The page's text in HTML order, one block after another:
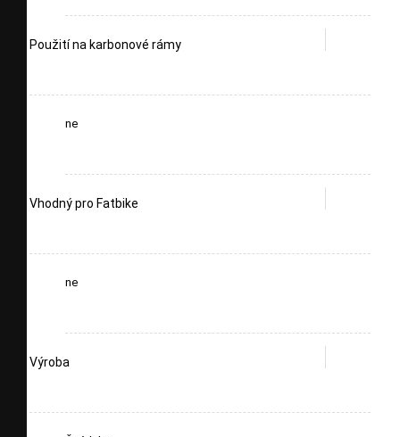
Použití na karbonové rámy
ne
Vhodný pro Fatbike
ne
Výroba